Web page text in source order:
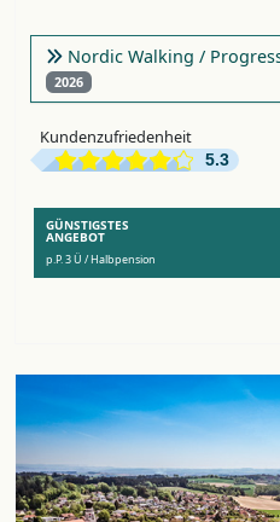
Nordic Walking /
2026
Kundenzufriedenheit
5.3
GÜNSTIGSTES
ANGEBOT
p.P. 3 Ü / Halbpension